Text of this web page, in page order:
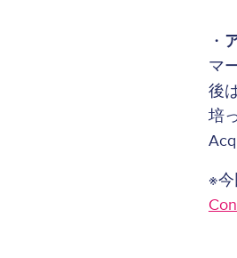
・
マ
後
培
※